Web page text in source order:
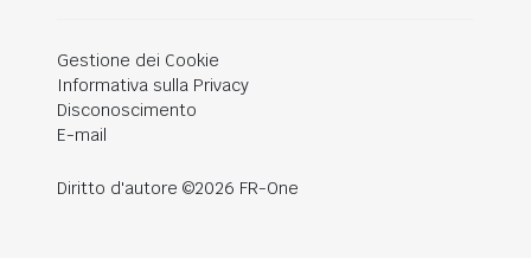
Gestione dei Cookie
Informativa sulla Privacy
Disconoscimento
E-mail
Diritto d'autore ©2026 FR-One